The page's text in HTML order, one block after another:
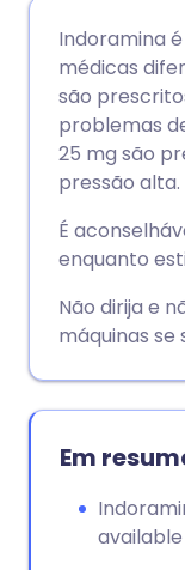
Indoramina
médicas
são
problemas
25 mg são
pressão alta.
É
enquanto
Não dirija e
máquinas
Em